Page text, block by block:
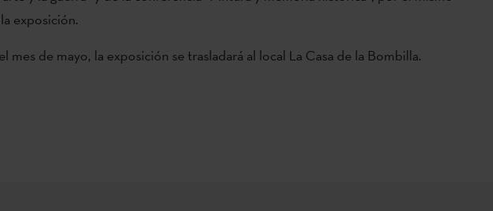
exposición.
mes de mayo, la exposición se trasladará al local La Casa de la Bombilla.